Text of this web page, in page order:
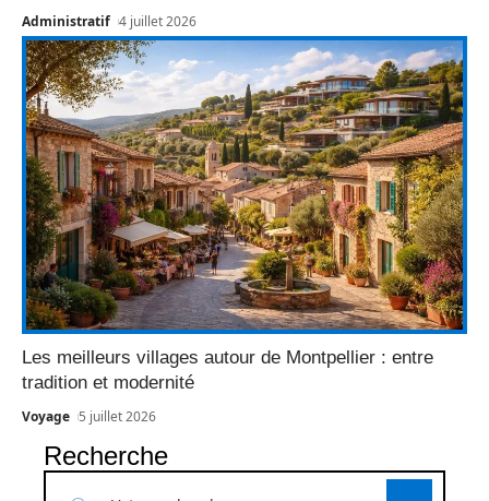
Administratif 4 juillet 2026
Les meilleurs villages autour de Montpellier : entre
tradition et modernité
Voyage 5 juillet 2026
Recherche